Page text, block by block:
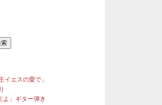
イエスの愛で」
よ」ギター弾き